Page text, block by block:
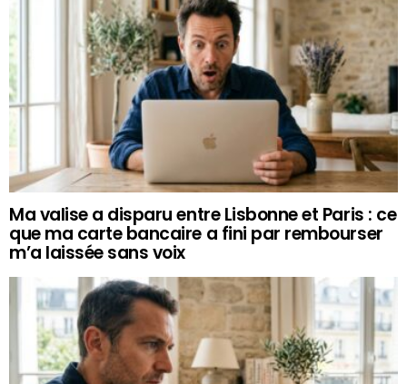
Ma valise a disparu entre Lisbonne et Paris : ce
que ma carte bancaire a fini par rembourser
m’a laissée sans voix